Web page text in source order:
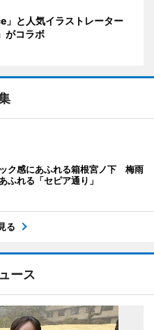
」と人気イラストレーター
がコラボ
ク感にあふれる箱根宮ノ下 梅雨
ふれる「セピア通り」
る
ース